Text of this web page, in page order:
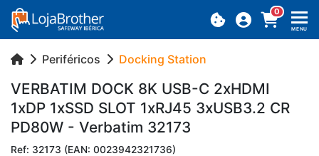
0
MENU
Periféricos Docking Station
VER­BATIM DOCK 8K USB-C 2xHDMI
1xDP 1xSSD SLOT 1xRJ45 3xUSB3.2 CR
PD80W - Ver­batim 32173
Ref: 32173 (EAN: 0023942321736)